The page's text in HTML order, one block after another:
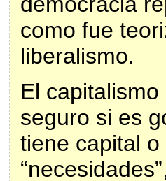
como fue
liberalismo.
El
seguro si es
tiene capital